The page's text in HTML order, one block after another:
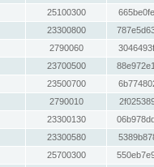
25100300
23300800
2790060
23700500
23500700
2790010
23300130
23300580
25700300